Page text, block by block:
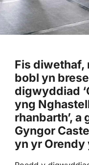
Fis diwethaf,
bobl yn
digwyddiad
yng
rhanbarth’,
Gyngor
yn yr Orendy